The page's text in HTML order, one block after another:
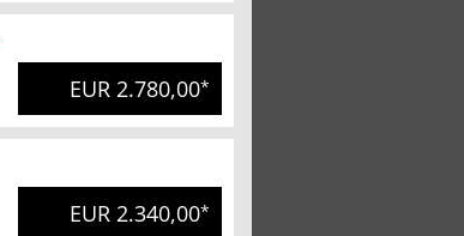
EUR 2.780,00*
EUR 2.340,00*